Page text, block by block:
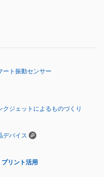
ート振動センサー
クジェットによるものづくり
デバイス
プリント活用